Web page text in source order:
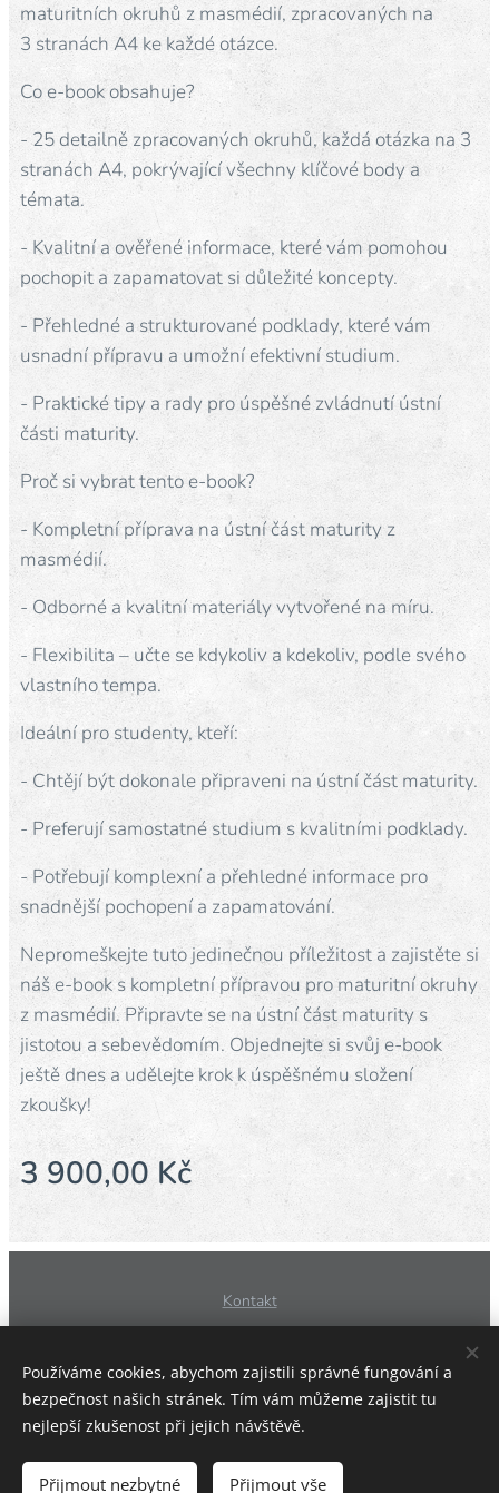
maturitních okruhů z masmédií, zpracovaných na
3 stranách A4 ke každé otázce.
Co e-book obsahuje?
- 25 detailně zpracovaných okruhů, každá otázka na 3
stranách A4, pokrývající všechny klíčové body a
témata.
- Kvalitní a ověřené informace, které vám pomohou
pochopit a zapamatovat si důležité koncepty.
- Přehledné a strukturované podklady, které vám
usnadní přípravu a umožní efektivní studium.
- Praktické tipy a rady pro úspěšné zvládnutí ústní
části maturity.
Proč si vybrat tento e-book?
- Kompletní příprava na ústní část maturity z
masmédií.
- Odborné a kvalitní materiály vytvořené na míru.
- Flexibilita – učte se kdykoliv a kdekoliv, podle svého
vlastního tempa.
Ideální pro studenty, kteří:
- Chtějí být dokonale připraveni na ústní část maturity.
- Preferují samostatné studium s kvalitními podklady.
- Potřebují komplexní a přehledné informace pro
snadnější pochopení a zapamatování.
Nepromeškejte tuto jedinečnou příležitost a zajistěte si
náš e-book s kompletní přípravou pro maturitní okruhy
z masmédií. Připravte se na ústní část maturity s
jistotou a sebevědomím. Objednejte si svůj e-book
ještě dnes a udělejte krok k úspěšnému složení
zkoušky!
3 900,00Kč
Kontakt
Obchodní podmínky
Zásady zpracování osobních údajů
Používáme cookies, abychom zajistili správné fungování a
bezpečnost našich stránek. Tím vám můžeme zajistit tu
nejlepší zkušenost při jejich návštěvě.
Přijmout nezbytné Přijmout vše